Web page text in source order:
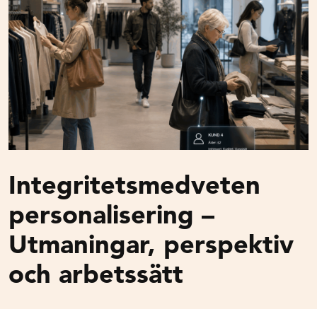
Integritetsmedveten
personalisering –
Utmaningar, perspektiv
och arbetssätt